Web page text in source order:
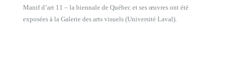
Manif d’art 11 – la biennale de Québec et ses œuvres ont été
exposées à la Galerie des arts visuels (Université Laval).